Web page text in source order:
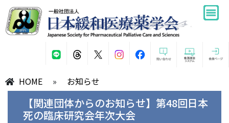
HOME » お知らせ
【関連団体からのお知らせ】第48回日本
死の臨床研究会年次大会